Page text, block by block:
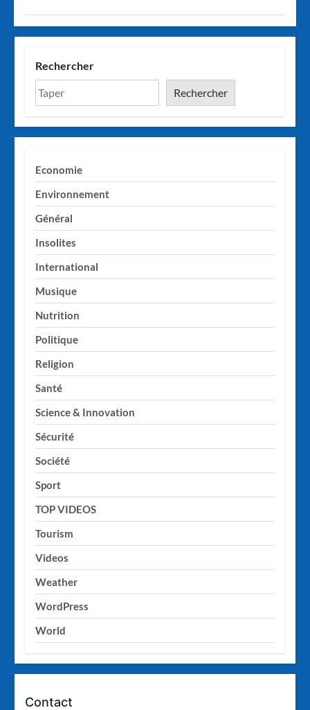
Rechercher
Rechercher
Economie
Environnement
Général
Insolites
International
Musique
Nutrition
Politique
Religion
Santé
Science & Innovation
Sécurité
Société
Sport
TOP VIDEOS
Tourism
Videos
Weather
WordPress
World
Contact